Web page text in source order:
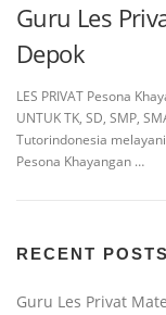
Guru Les
Depok
LES PRIVAT Pesona
UNTUK TK, SD, SMP,
Tutorindonesia
Pesona Khayangan …
RECENT POSTS
Guru Les Privat